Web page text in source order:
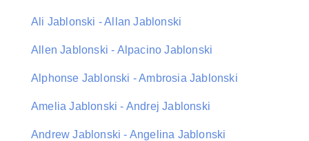
Ali Jablonski - Allan Jablonski
Allen Jablonski - Alpacino Jablonski
Alphonse Jablonski - Ambrosia Jablonski
Amelia Jablonski - Andrej Jablonski
Andrew Jablonski - Angelina Jablonski